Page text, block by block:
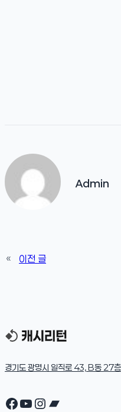
Admin
«
이전 글
경기도 광명시 일직로 43, B동 27
Facebook
YouTube
Instagram
Bandcamp